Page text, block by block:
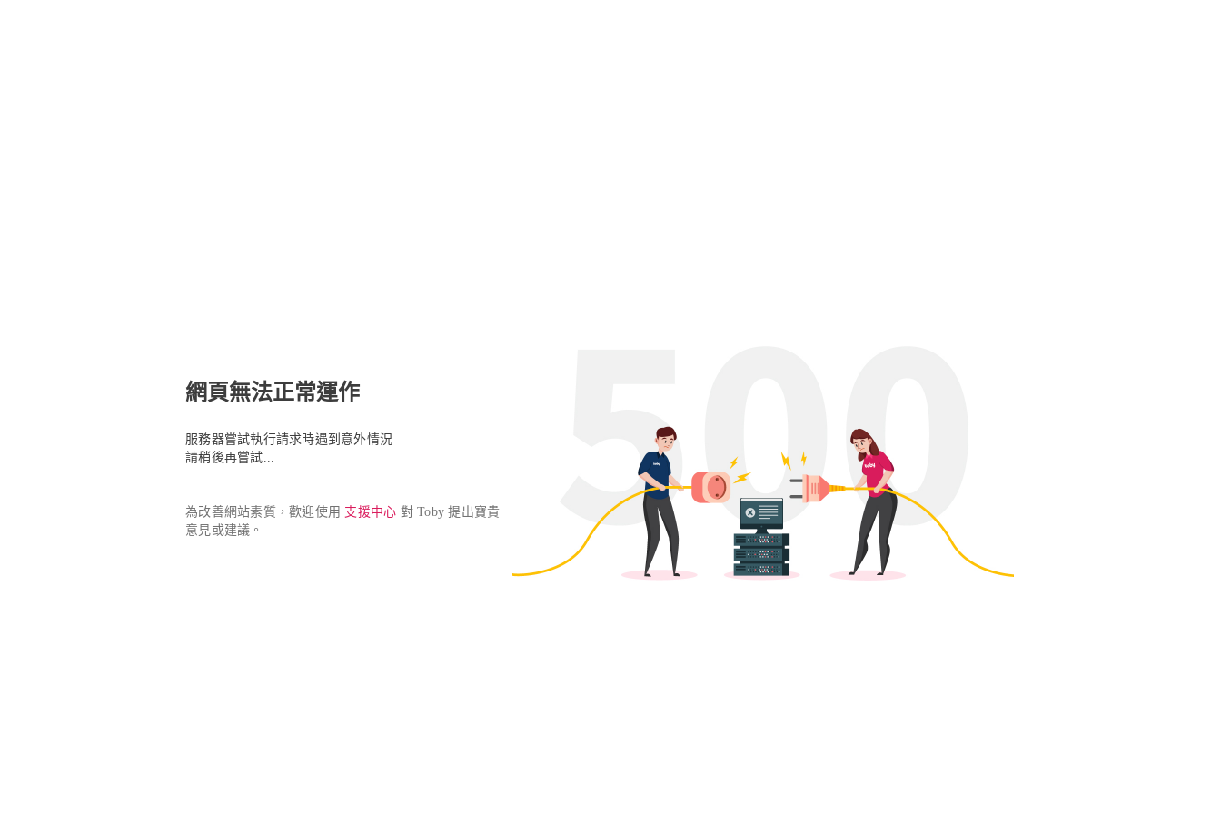
網頁無法正常運作
服務器嘗試執行請求時遇到意外情況
請稍後再嘗試...
為改善網站素質，歡迎使用 支援中心 對 Toby 提出寶貴
意見或建議。